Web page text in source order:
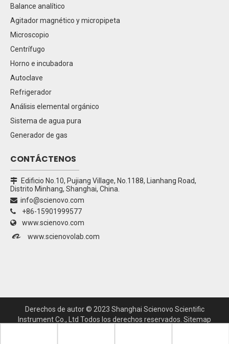
Balance analítico
Agitador magnético y micropipeta
Microscopio
Centrífugo
Horno e incubadora
Autoclave
Refrigerador
Análisis elemental orgánico
Sistema de agua pura
Generador de gas
CONTÁCTENOS

Edificio No.10, Pujiang Village, No.1188, Lianhang Road,
Distrito Minhang, Shanghai, China.
 info@scienovo.com
 +86-15901999577
 www.scienovo.com
 www.scienovolab.com
Derechos de autor © 2023 Shanghai Scienovo Scientific
Instrument Co., Ltd Todos los derechos reservados. Sitemap